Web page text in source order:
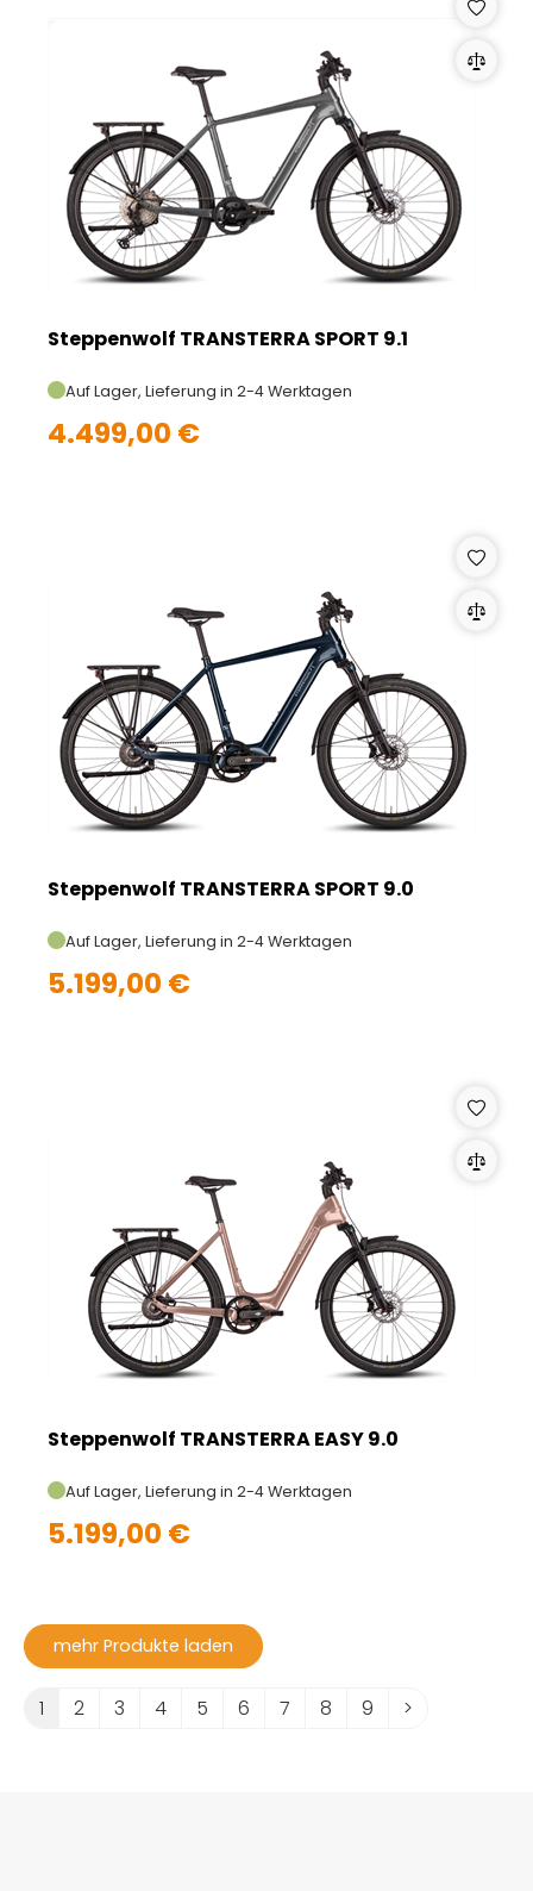
Steppenwolf TRANSTERRA SPORT 9.1
Auf Lager, Lieferung in 2-4 Werktagen
4.499,00 €
Steppenwolf TRANSTERRA SPORT 9.0
Auf Lager, Lieferung in 2-4 Werktagen
5.199,00 €
Steppenwolf TRANSTERRA EASY 9.0
Auf Lager, Lieferung in 2-4 Werktagen
5.199,00 €
mehr Produkte laden
1 2 3 4 5 6 7 8 9 >